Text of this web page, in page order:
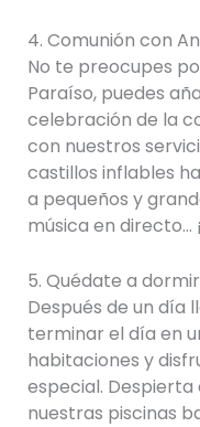
4. Comunión con
No te preocupes
Paraíso, puedes
celebración de la
con nuestros
castillos inflables
a pequeños y
música en directo…
5. Quédate a dormir
Después de un día
terminar el día en
habitaciones y
especial.
nuestras piscinas